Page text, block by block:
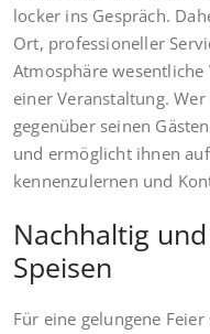
locker ins Gespräch.
Ort, professioneller
Atmosphäre wesentliche
einer Veranstaltung.
gegenüber seinen
und ermöglicht ihnen
kennenzulernen und
Nachhaltig
Speisen
Für eine gelungene